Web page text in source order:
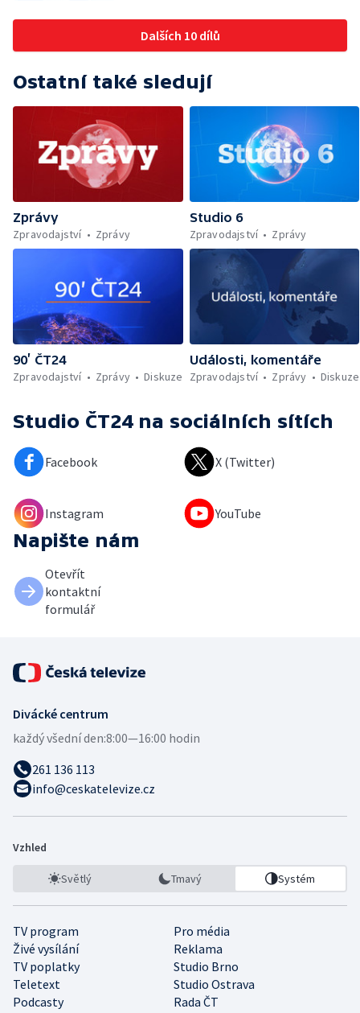
Dalších 10 dílů
Ostatní také sledují
Zprávy
Zpravodajství
Zprávy
Studio 6
Zpravodajství
Zprávy
90’ ČT24
Zpravodajství
Zprávy Diskuze
Události, komentáře
Zpravodajství
Zprávy Diskuze
Studio ČT24 na sociálních sítích
Facebook X (Twitter)
Instagram YouTube
Napište nám
Otevřít
kontaktní
formulář
Divácké centrum
každý všední den:8:00—16:00 hodin
261 136 113
info@ceskatelevize.cz
Vzhled
Světlý Tmavý Systém
TV program
Pro média
Živé vysílání
Reklama
TV poplatky
Studio Brno
Teletext
Studio Ostrava
Podcasty
Rada ČT